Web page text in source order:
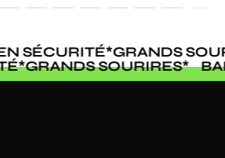
SÉCURITÉ*GRANDS
*GRANDS SOURIRES*